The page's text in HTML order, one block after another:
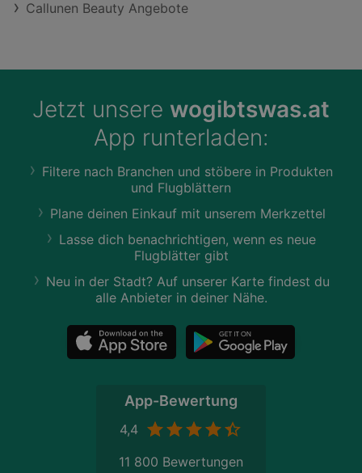
Callunen Beauty Angebote
Jetzt unsere wogibtswas.at
App runterladen:
Filtere nach Branchen und stöbere in Produkten
und Flugblättern
Plane deinen Einkauf mit unserem Merkzettel
Lasse dich benachrichtigen, wenn es neue
Flugblätter gibt
Neu in der Stadt? Auf unserer Karte findest du
alle Anbieter in deiner Nähe.
App-Bewertung
4,4
11 800 Bewertungen